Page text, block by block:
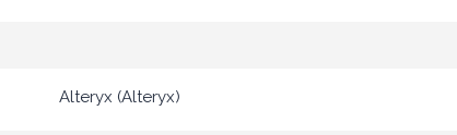
Alteryx (Alteryx)